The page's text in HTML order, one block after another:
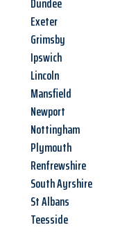
Exeter
Grimsby
Ipswich
Lincoln
Mansfield
Newport
Nottingham
Plymouth
Renfrewshire
South Ayrshire
St Albans
Teesside